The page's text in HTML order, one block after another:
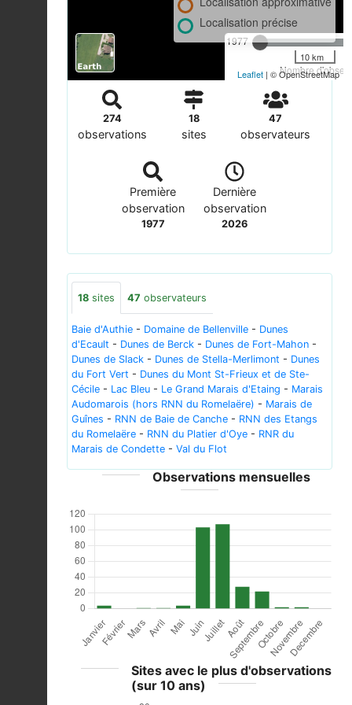
1977
Nombre
Localisation précise
10 km
Leaflet | © OpenStreetMap
274
observations
18
sites
47
observateurs
Première
observation
1977
Dernière
observation
2026
18 sites 47 observateurs
Baie d'Authie - Domaine de Bellenville - Dunes
d'Ecault - Dunes de Berck - Dunes de Fort-Mahon -
Dunes de Slack - Dunes de Stella-Merlimont - Dunes
du Fort Vert - Dunes du Mont St-Frieux et de Ste-
Cécile - Lac Bleu - Le Grand Marais d'Etaing - Marais
Audomarois (hors RNN du Romelaëre) - Marais de
Guînes - RNN de Baie de Canche - RNN des Etangs
du Romelaëre - RNN du Platier d'Oye - RNR du
Marais de Condette - Val du Flot
Observations mensuelles
Sites avec le plus d'observations
(sur 10 ans)